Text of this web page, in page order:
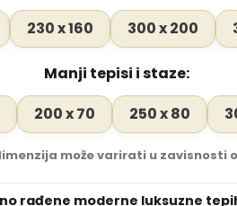
230 x 160 300 x 200
Manji tepisi i staze:
200 x 70 250 x 80
može varirati u zavisnosti
rađene moderne luksuzne